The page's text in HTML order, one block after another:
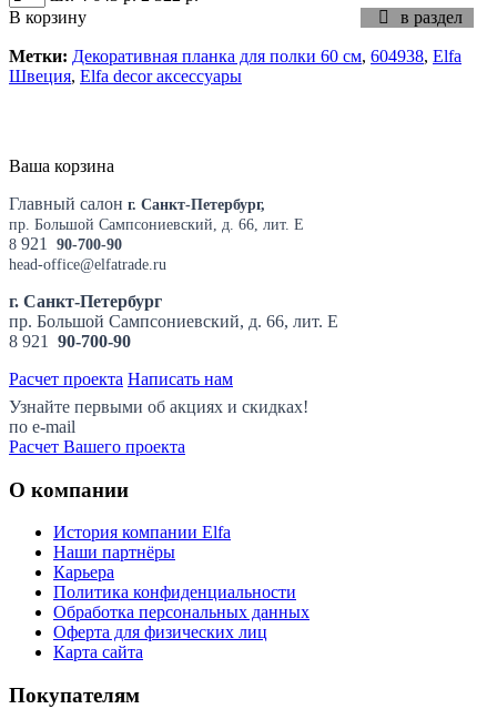
В корзину
 в раздел
Метки: Декоративная планка для полки 60 см, 604938, Elfa
Швеция, Elfa decor аксессуары
Ваша корзина
Главный салон г. Санкт-Петербург,
пр. Большой Сампсониевский, д. 66, лит. Е
8 921
90-700-90
head-office@elfatrade.ru
г. Санкт-Петербург
пр. Большой Сампсониевский, д. 66, лит. Е
8 921
90-700-90
Расчет проекта Написать нам
Узнайте первыми об акциях и скидках!
по e-mail
Расчет Вашего проекта
О компании
История компании Elfa
Наши партнёры
Карьера
Политика конфиденциальности
Обработка персональных данных
Оферта для физических лиц
Карта сайта
Покупателям